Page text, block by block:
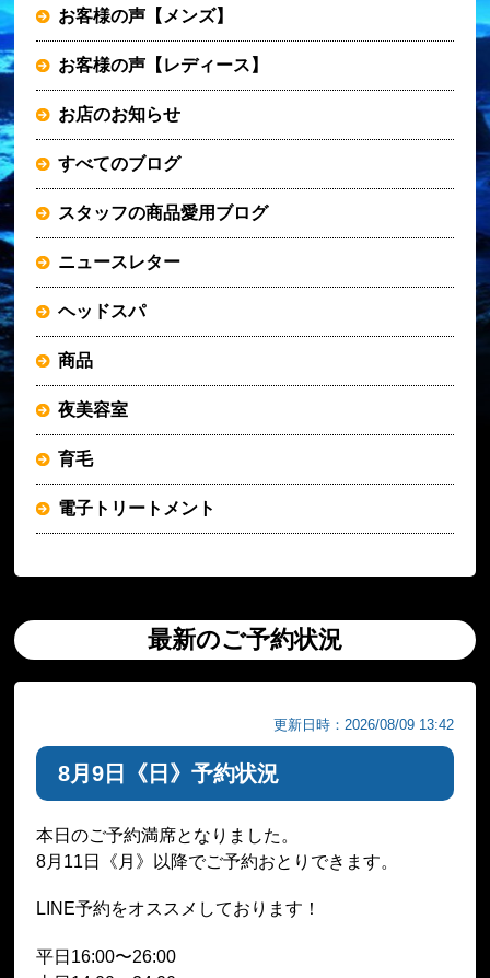
お客様の声【メンズ】
お客様の声【レディース】
お店のお知らせ
すべてのブログ
スタッフの商品愛用ブログ
ニュースレター
ヘッドスパ
商品
夜美容室
育毛
電子トリートメント
最新のご予約状況
更新日時：2026/08/09 13:42
8月9日《日》予約状況
本日のご予約満席となりました。
8月11日《月》以降でご予約おとりできます。
LINE予約をオススメしております！
平日16:00〜26:00